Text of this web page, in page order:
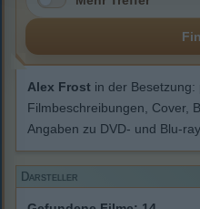
Alex Frost in der
Filmbeschreibungen, Cover,
Angaben zu DVD- und Blu-
Darsteller